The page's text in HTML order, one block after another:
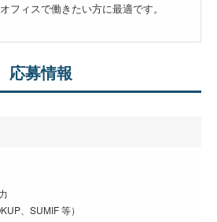
フィスで働きたい方に最適です。
応募情報
、SUMIF 等）